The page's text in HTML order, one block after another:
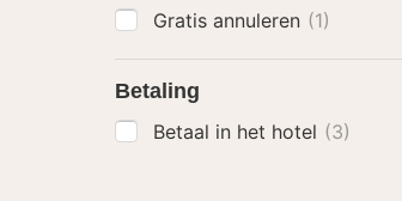
Gratis annuleren (1)
Betaling
Betaal in het hotel (3)